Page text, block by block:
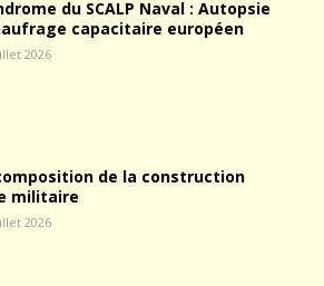
du SCALP Naval : Autopsie
capacitaire européen
2026
de la construction
militaire
2026